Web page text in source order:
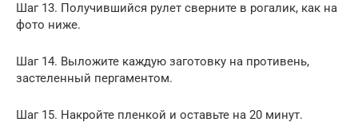
Шаг 13. Получившийся рулет сверните в рогалик, как на
фото ниже.
Шаг 14. Выложите каждую заготовку на противень,
застеленный пергаментом.
Шаг 15. Накройте пленкой и оставьте на 20 минут.